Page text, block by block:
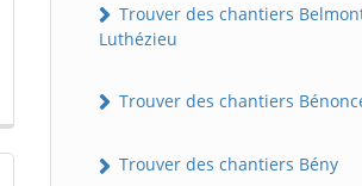
Trouver des chantiers
Luthézieu
Trouver des chantiers
Trouver des chantiers Bény